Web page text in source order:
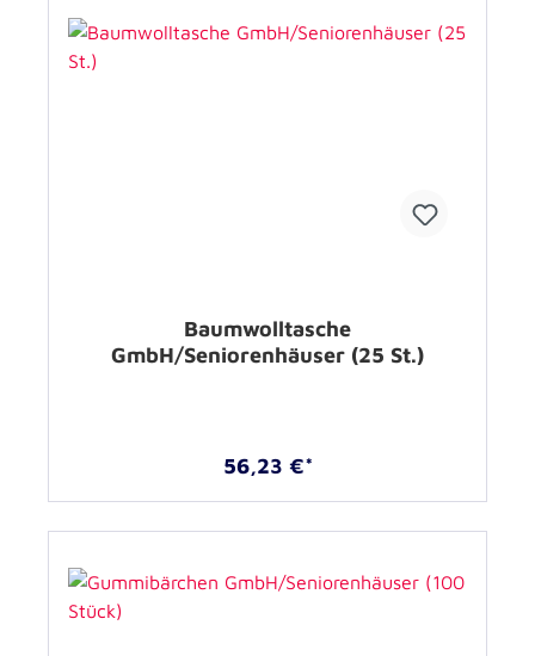
Baumwolltasche
GmbH/Seniorenhäuser (25 St.)
56,23 €*